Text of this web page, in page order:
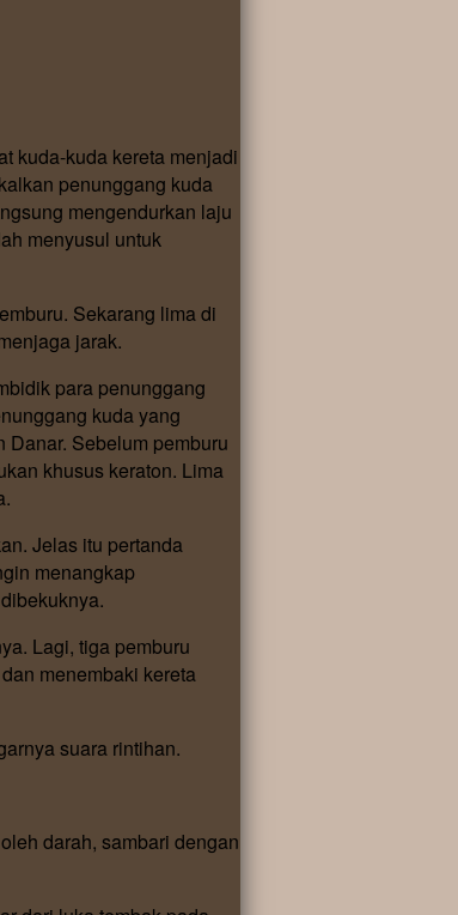
kuda-kuda kereta menjadi
penunggang kuda
mengendurkan laju
menyusul untuk
Sekarang lima di
jarak.
para penunggang
kuda yang
Sebelum pemburu
khusus keraton. Lima
Jelas itu pertanda
menangkap
Lagi, tiga pemburu
menembaki kereta
suara rintihan.
darah, sambari dengan